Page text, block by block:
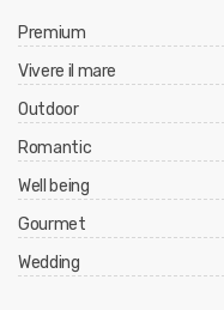
Premium
Vivere il mare
Outdoor
Romantic
Well being
Gourmet
Wedding